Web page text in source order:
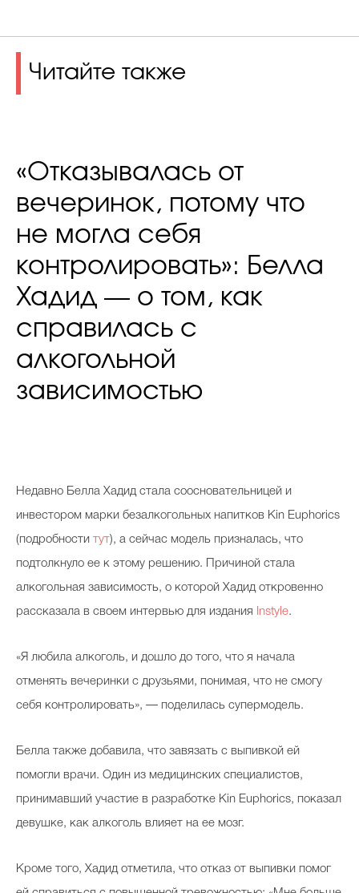
Читайте также
«Отказывалась от
вечеринок, потому что
не могла себя
контролировать»: Белла
Хадид — о том, как
справилась с
алкогольной
зависимостью
Недавно Белла Хадид стала соосновательницей и
инвестором марки безалкогольных напитков Kin Euphorics
(подробности тут), а сейчас модель призналась, что
подтолкнуло ее к этому решению. Причиной стала
алкогольная зависимость, о которой Хадид откровенно
рассказала в своем интервью для издания Instyle.
«Я любила алкоголь, и дошло до того, что я начала
отменять вечеринки с друзьями, понимая, что не смогу
себя контролировать», — поделилась супермодель.
Белла также добавила, что завязать с выпивкой ей
помогли врачи. Один из медицинских специалистов,
принимавший участие в разработке Kin Euphorics, показал
девушке, как алкоголь влияет на ее мозг.
Кроме того, Хадид отметила, что отказ от выпивки помог